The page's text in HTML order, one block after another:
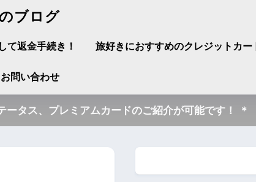
ブログ
て返金手続き！ 旅好きにおすすめのクレジットカー
お問い合わせ
タス、プレミアムカードのご紹介が可能です！ ＊